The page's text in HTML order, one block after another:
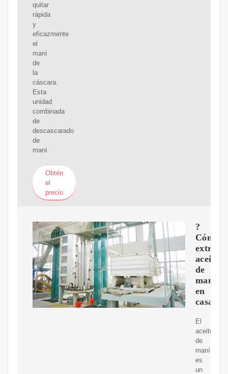
quitar
rápida
y
eficazmente
el
maní
de
la
cáscara.
Esta
unidad
combinada
de
descascarado
de
maní
Obtén
el
precio
?
Cómo
extraer
aceite
de
maní
en
casa?
El
aceite
de
maní
es
un